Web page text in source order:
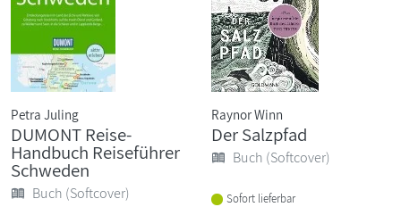
Petra Juling
DUMONT Reise-
Handbuch Reiseführer
Schweden
Buch (Softcover)
Raynor Winn
Der Salzpfad
Buch (Softcover)
Sofort lieferbar